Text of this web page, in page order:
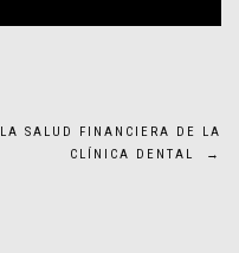
LA SALUD FINANCIERA DE LA
CLÍNICA DENTAL
→